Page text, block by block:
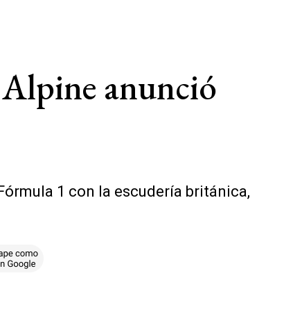
anunció
1 con la escudería británica,